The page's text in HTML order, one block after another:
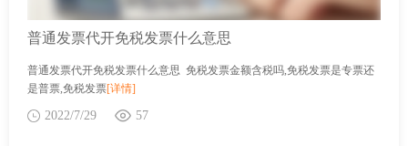
普通发票代开免税发票什么意思
普通发票代开免税发票什么意思 免税发票金额含税吗,免税发票是专票还
是普票,免税发票[详情]
2022/7/29 57